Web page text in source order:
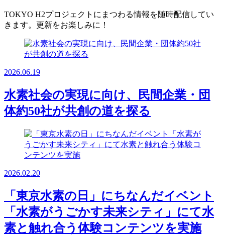
TOKYO H2プロジェクトにまつわる情報を随時配信してい
きます。更新をお楽しみに！
2026.06.19
水素社会の実現に向け、民間企業・団
体約50社が共創の道を探る
2026.02.20
「東京水素の日」にちなんだイベント
「水素がうごかす未来シティ」にて水
素と触れ合う体験コンテンツを実施